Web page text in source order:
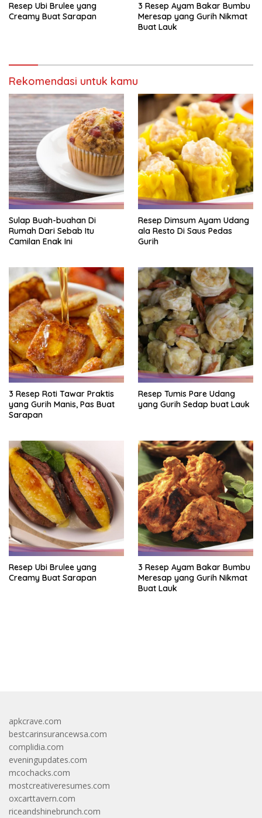
Resep Ubi Brulee yang
Creamy Buat Sarapan
3 Resep Ayam Bakar Bumbu
Meresap yang Gurih Nikmat
Buat Lauk
Rekomendasi untuk kamu
Sulap Buah-buahan Di
Rumah Dari Sebab Itu
Camilan Enak Ini
Resep Dimsum Ayam Udang
ala Resto Di Saus Pedas
Gurih
3 Resep Roti Tawar Praktis
yang Gurih Manis, Pas Buat
Sarapan
Resep Tumis Pare Udang
yang Gurih Sedap buat Lauk
Resep Ubi Brulee yang
Creamy Buat Sarapan
3 Resep Ayam Bakar Bumbu
Meresap yang Gurih Nikmat
Buat Lauk
apkcrave.com
bestcarinsurancewsa.com
complidia.com
eveningupdates.com
mcochacks.com
mostcreativeresumes.com
oxcarttavern.com
riceandshinebrunch.com